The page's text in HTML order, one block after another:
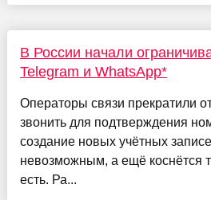
В России начали
Telegram и WhatsApp*
Операторы связи прекратили
звонить для подтверждения
создание новых учётных
невозможным, а ещё коснётся
есть. Ра...